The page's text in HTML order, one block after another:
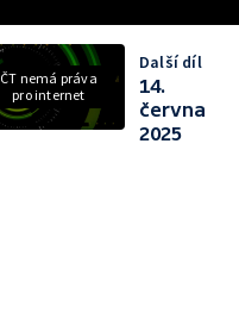
ČT nemá práva
pro internet
Další díl
14.
června
2025